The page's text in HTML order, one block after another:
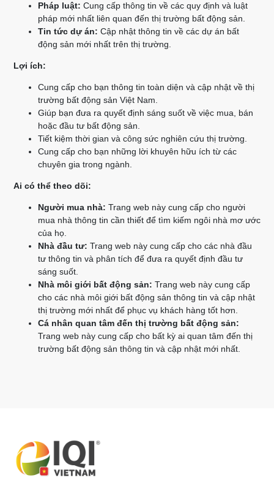
Pháp luật: Cung cấp thông tin về các quy định và luật
pháp mới nhất liên quan đến thị trường bất động sản.
Tin tức dự án: Cập nhật thông tin về các dự án bất
động sản mới nhất trên thị trường.
Lợi ích:
Cung cấp cho bạn thông tin toàn diện và cập nhật về thị
trường bất động sản Việt Nam.
Giúp bạn đưa ra quyết định sáng suốt về việc mua, bán
hoặc đầu tư bất động sản.
Tiết kiệm thời gian và công sức nghiên cứu thị trường.
Cung cấp cho bạn những lời khuyên hữu ích từ các
chuyên gia trong ngành.
Ai có thể theo dõi:
Người mua nhà: Trang web này cung cấp cho người
mua nhà thông tin cần thiết để tìm kiếm ngôi nhà mơ ước
của họ.
Nhà đầu tư: Trang web này cung cấp cho các nhà đầu
tư thông tin và phân tích để đưa ra quyết định đầu tư
sáng suốt.
Nhà môi giới bất động sản: Trang web này cung cấp
cho các nhà môi giới bất động sản thông tin và cập nhật
thị trường mới nhất để phục vụ khách hàng tốt hơn.
Cá nhân quan tâm đến thị trường bất động sản:
Trang web này cung cấp cho bất kỳ ai quan tâm đến thị
trường bất động sản thông tin và cập nhật mới nhất.